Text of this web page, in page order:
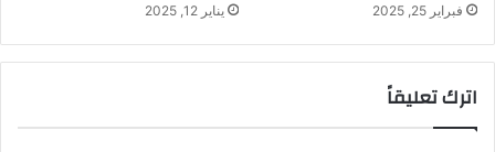
فبراير 25, 2025 يناير 12, 2025
اترك تعليقاً